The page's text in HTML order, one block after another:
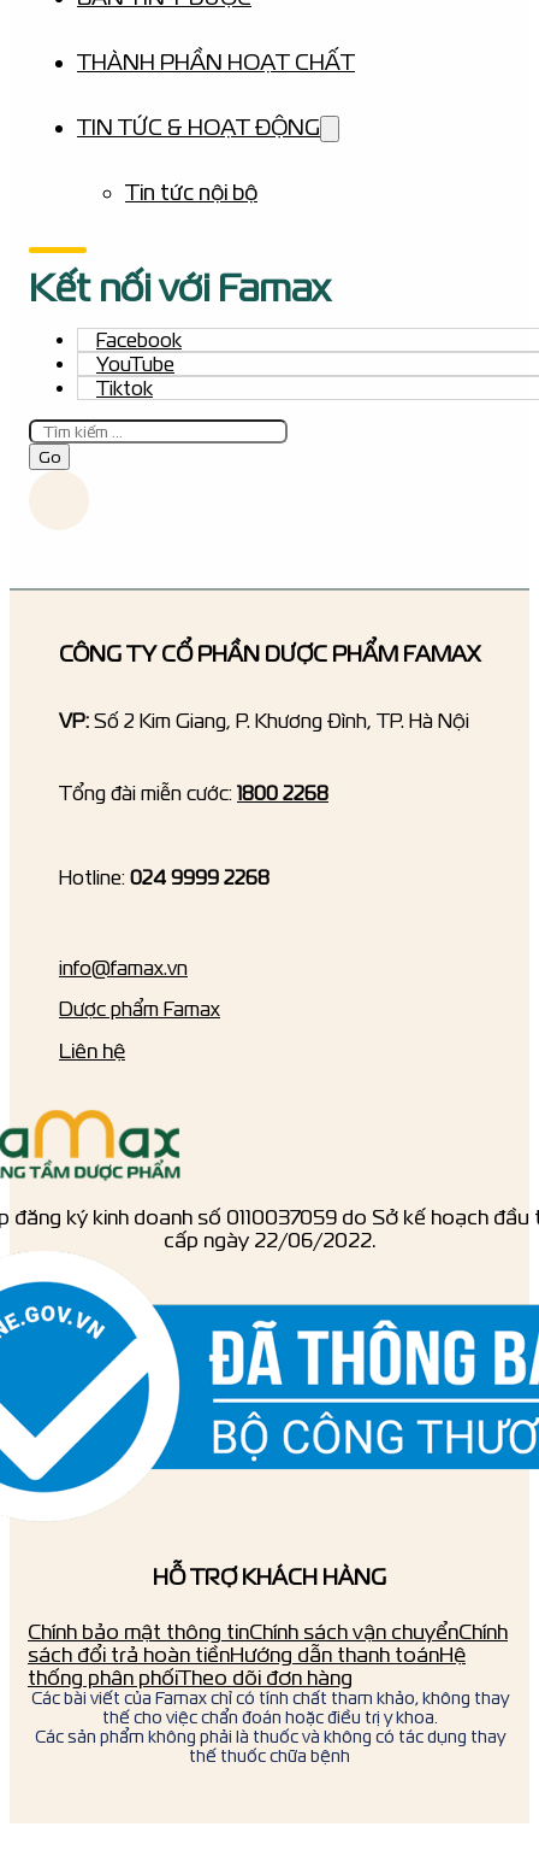
THÀNH PHẦN HOẠT CHẤT
TIN TỨC & HOẠT ĐỘNG
Tin tức nội bộ
Kết nối với Famax
Facebook
YouTube
Tiktok
Tìm
kiếm
Go
đăng ký kinh doanh số ‎0110037059 do Sở kế hoạch đầu
cấp ngày 22/06/2022.
CÔNG TY CỔ PHẦN DƯỢC PHẨM FAMAX
VP: Số 2 Kim Giang, P. Khương Đình, TP. Hà Nội
Tổng đài miễn cước: 1800 2268
Hotline: 024 9999 2268
info@famax.vn
Dược phẩm Famax
Liên hệ
HỖ TRỢ KHÁCH HÀNG
Chính bảo mật thông tinChính sách vận chuyểnChính
sách đổi trả hoàn tiềnHướng dẫn thanh toánHệ
thống phân phốiTheo dõi đơn hàng
Các bài viết của Famax chỉ có tính chất tham khảo, không thay
thế cho việc chẩn đoán hoặc điều trị y khoa.
Các sản phẩm không phải là thuốc và không có tác dụng thay
thế thuốc chữa bệnh